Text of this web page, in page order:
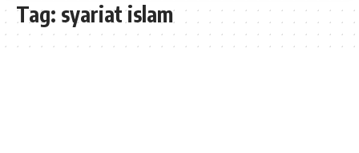
Tag: syariat islam